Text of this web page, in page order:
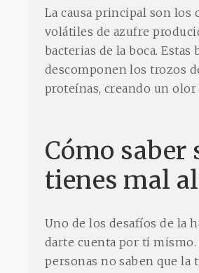
La causa principal son los
volátiles de azufre
bacterias de la boca. Estas
descomponen los trozos
proteínas, creando un olor
Cómo saber
tienes mal
Uno de los desafíos de la
darte cuenta por ti mismo.
personas no saben que la